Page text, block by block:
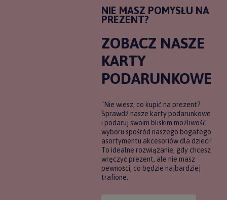
NIE MASZ POMYSŁU NA
PREZENT?
ZOBACZ NASZE
KARTY
PODARUNKOWE
"Nie wiesz, co kupić na prezent?
Sprawdź nasze karty podarunkowe
i podaruj swoim bliskim możliwość
wyboru spośród naszego bogatego
asortymentu akcesoriów dla dzieci!
To idealne rozwiązanie, gdy chcesz
wręczyć prezent, ale nie masz
pewności, co będzie najbardziej
trafione.